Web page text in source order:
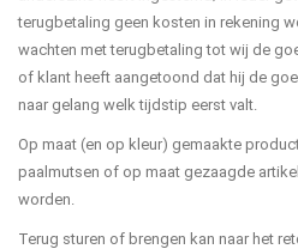
terugbetaling geen kosten in rekening
wachten met terugbetaling tot wij de
of klant heeft aangetoond dat hij de
naar gelang welk tijdstip eerst valt.
Op maat (en op kleur) gemaakte
paalmutsen of op maat gezaagde
worden.
Terug sturen of brengen kan naar het